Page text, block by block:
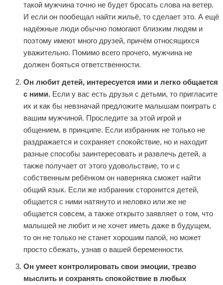
такой мужчина точно не будет бросать слова на ветер.
И если он пообещал найти жильё, то сделает это. А ещё
надёжные люди обычно помогают близким людям и
поэтому имеют много друзей, причём относящихся
уважительно. Помимо всего прочего, мужчина не
должен бояться ответственности.
Он любит детей, интересуется ими и легко общается
с ними. Если у вас есть друзья с детьми, то пригласите
их и как бы невзначай предложите малышам поиграть с
вашим мужчиной. Проследите за этой игрой и
общением, в принципе. Если избранник не только не
раздражается и сохраняет спокойствие, но и находит
разные способы заинтересовать и развлечь детей, а
также получает от этого удовольствие, то и с
собственным ребёнком он наверняка сможет найти
общий язык. Если же избранник сторонится детей,
общается с ними натянуто и неловко или же не
общается совсем, а также открыто заявляет о том, что
малышей не любит и не хочет иметь даже в будущем,
то он не только не станет хорошим папой, но может
просто сбежать, узнав о вашей беременности.
Он умеет контролировать свои эмоции, трезво
мыслить и сохранять спокойствие в любых